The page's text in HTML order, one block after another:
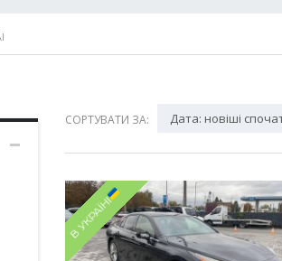
СОРТУВАТИ ЗА: Дата: новіші
В УКРАЇНІ